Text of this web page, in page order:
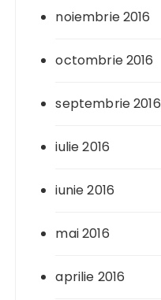
noiembrie 2016
octombrie 2016
septembrie 2016
iulie 2016
iunie 2016
mai 2016
aprilie 2016